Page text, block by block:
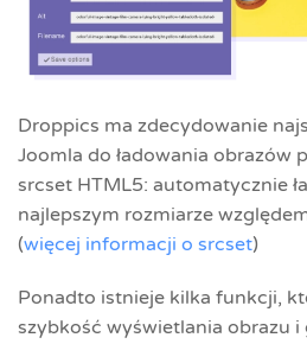
Droppics ma zdecydowanie
Joomla do ładowania obrazów
srcset HTML5: automatycznie
najlepszym rozmiarze
(więcej informacji o srcset)
Ponadto istnieje kilka funkcji,
szybkość wyświetlania obrazu i